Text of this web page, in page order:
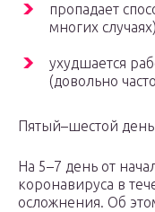
пропадает
многих
ухудшается
(довольно
Пятый–шестой день
На 5–7 день от
коронавируса в
осложнения. Об